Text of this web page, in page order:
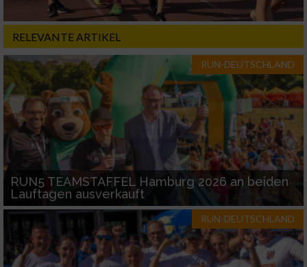
RELEVANTE ARTIKEL
RUN-DEUTSCHLAND
RUN5 TEAMSTAFFEL Hamburg 2026 an beiden
Lauftagen ausverkauft
RUN-DEUTSCHLAND